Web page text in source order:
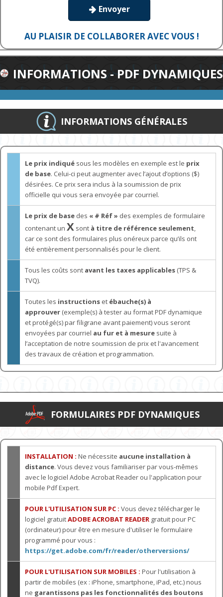
 Envoyer
AU PLAISIR DE COLLABORER AVEC VOUS !
INFORMATIONS - PDF DYNAMIQUES
INFORMATIONS GÉNÉRALES
Le prix indiqué sous les modèles en exemple est le prix
de base. Celui-ci peut augmenter avec l’ajout d’options ($)
désirées. Ce prix sera inclus à la soumission de prix
officielle qui vous sera envoyée par courriel.
Le prix de base des « # Réf » des exemples de formulaire
contenant un X sont à titre de référence seulement,
car ce sont des formulaires plus onéreux parce qu’ils ont
été entièrement personnalisés pour le client.
Tous les coûts sont avant les taxes applicables (TPS &
TVQ).
Toutes les instructions et ébauche(s) à
approuver (exemple(s) à tester au format PDF dynamique
et protégé(s) par filigrane avant paiement) vous seront
envoyées par courriel au fur et à mesure suite à
l’acceptation de notre soumission de prix et l'avancement
des travaux de création et programmation.
FORMULAIRES PDF DYNAMIQUES
INSTALLATION : Ne nécessite aucune installation à
distance. Vous devez vous familiariser par vous-mêmes
avec le logiciel Adobe Acrobat Reader ou l'application pour
mobile Pdf Expert.
POUR L'UTILISATION SUR PC : Vous devez télécharger le
logiciel gratuitADOBE ACROBAT READER gratuit pour PC
(ordinateur) pour être en mesure d'utiliser le formulaire
programmé pour vous :
https://get.adobe.com/fr/reader/otherversions/
POUR L'UTILISATION SUR MOBILES : Pour l'utilisation à
partir de mobiles (ex : iPhone, smartphone, iPad, etc.) nous
ne garantissons pas les fonctionnalités des boutons